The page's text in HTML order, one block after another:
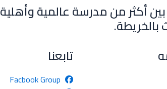
أكثر من مدرسة عالمية وأهلية
تابعنا
Facbook Group